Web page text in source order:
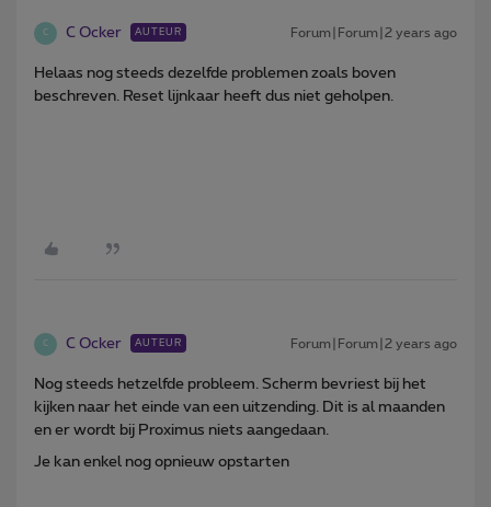
C C Ocker AUTEUR Forum|Forum|2 years ago
Helaas nog steeds dezelfde problemen zoals boven
beschreven. Reset lijnkaar heeft dus niet geholpen.
C C Ocker AUTEUR Forum|Forum|2 years ago
Nog steeds hetzelfde probleem. Scherm bevriest bij het
kijken naar het einde van een uitzending. Dit is al maanden
en er wordt bij Proximus niets aangedaan.
Je kan enkel nog opnieuw opstarten